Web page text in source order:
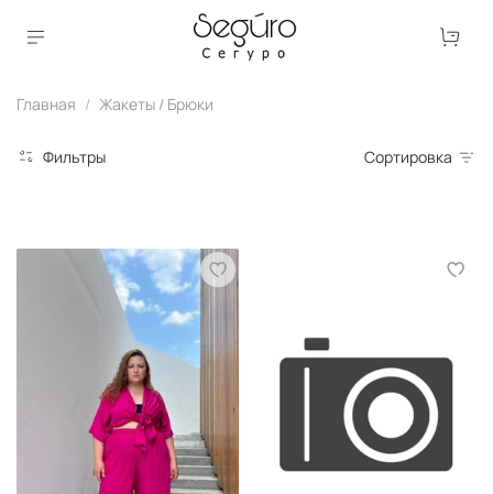
Главная Жакеты / Брюки
Фильтры Сортировка